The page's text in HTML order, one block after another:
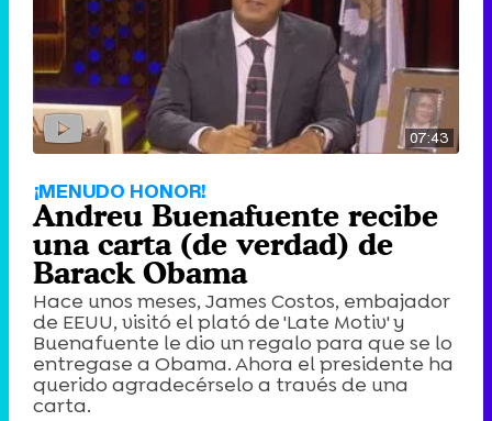
07:43
¡MENUDO HONOR!
Andreu Buenafuente recibe
una carta (de verdad) de
Barack Obama
Hace unos meses, James Costos, embajador
de EEUU, visitó el plató de 'Late Motiv' y
Buenafuente le dio un regalo para que se lo
entregase a Obama. Ahora el presidente ha
querido agradecérselo a través de una
carta.